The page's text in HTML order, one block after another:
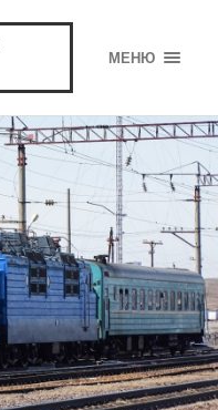
МЕНЮ